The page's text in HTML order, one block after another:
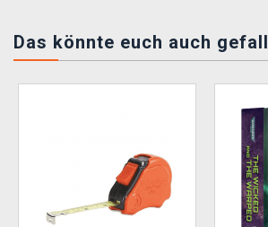
Das könnte euch auch